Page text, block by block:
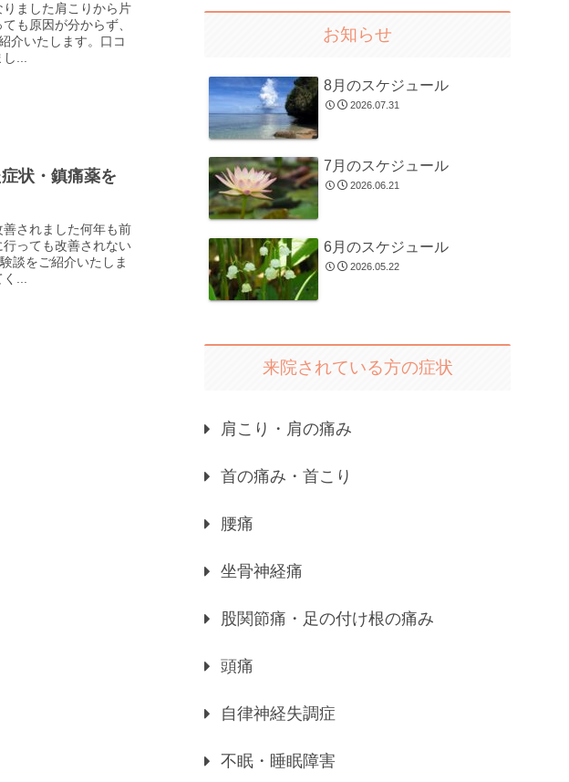
ました肩こりから片
も原因が分からず、
介いたします。口コ
...
状・鎮痛薬を
されました何年も前
っても改善されない
談をご紹介いたしま
く...
お知らせ
8月のスケジュール
2026.07.31
7月のスケジュール
2026.06.21
6月のスケジュール
2026.05.22
来院されている方の症状
肩こり・肩の痛み
首の痛み・首こり
腰痛
坐骨神経痛
股関節痛・足の付け根の痛み
頭痛
自律神経失調症
不眠・睡眠障害